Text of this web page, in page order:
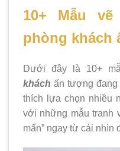
10+ Mẫu
phòng khách
Dưới đây là 10+
kháchấn tượng
thích lựa chọn nhiều
với những mẫu tranh
mẩn” ngay từ cái nhìn